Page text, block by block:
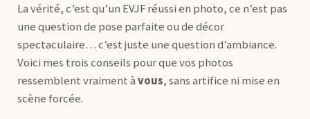
La vérité, c’est qu’un EVJF réussi en photo, ce n’est pas
une question de pose parfaite ou de décor
spectaculaire… c’est juste une question d’ambiance.
Voici mes trois conseils pour que vos photos
ressemblent vraiment àvous, sans artifice ni mise en
scène forcée.